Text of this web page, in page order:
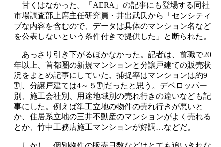
甘くはなかった。「AERA」の記事にも登場する同社
市場調査部上席主任研究員・井出武氏から「センシティ
ブな内容を含むので、データは具体のマンション名など
を公表しないという条件付きで提供した」と断られた。
あっさり引き下がるほかなかった。記者は、前職で20
年以上、首都圏の新規マンションと分譲戸建ての販売状
況をまとめ記事にしていた。捕捉率はマンションは約9
割、分譲戸建ては4～５割だったと思う。デベロッパー
別、施工会社別、用途地域別の売れ行きの違いなども記
事にした。例えば準工立地の物件の売れ行きが悪いと
か、住居系立地の三井不動産のマンションがよく売れる
とか、竹中工務店施工マンションが好調…などだ。
しかし、個別物件の販売日数などはとても追いきれな